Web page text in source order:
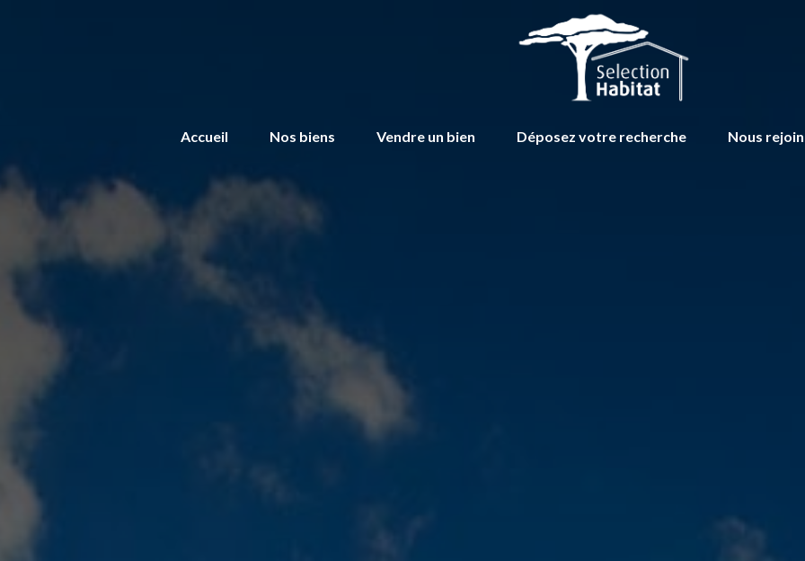
Accueil Nos biens Vendre un bien Déposez votre recherche Nous